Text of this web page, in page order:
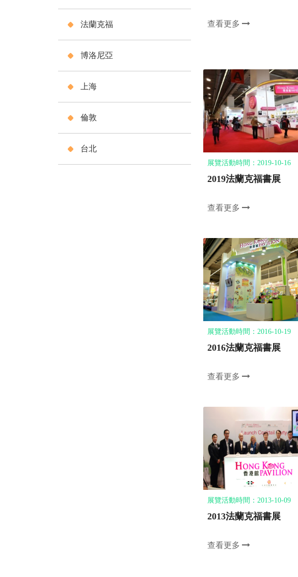
法蘭克福
博洛尼亞
上海
倫敦
台北
查看更多
展覽活動時間：2019-10-16
2019法蘭克福書展
查看更多
展覽活動時間：2016-10-19
2016法蘭克福書展
查看更多
展覽活動時間：2013-10-09
2013法蘭克福書展
查看更多